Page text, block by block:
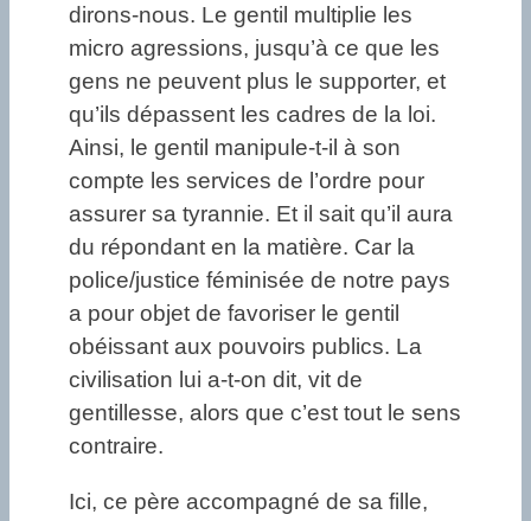
dirons-nous. Le gentil multiplie les
micro agressions, jusqu’à ce que les
gens ne peuvent plus le supporter, et
qu’ils dépassent les cadres de la loi.
Ainsi, le gentil manipule-t-il à son
compte les services de l’ordre pour
assurer sa tyrannie. Et il sait qu’il aura
du répondant en la matière. Car la
police/justice féminisée de notre pays
a pour objet de favoriser le gentil
obéissant aux pouvoirs publics. La
civilisation lui a-t-on dit, vit de
gentillesse, alors que c’est tout le sens
contraire.
Ici, ce père accompagné de sa fille,